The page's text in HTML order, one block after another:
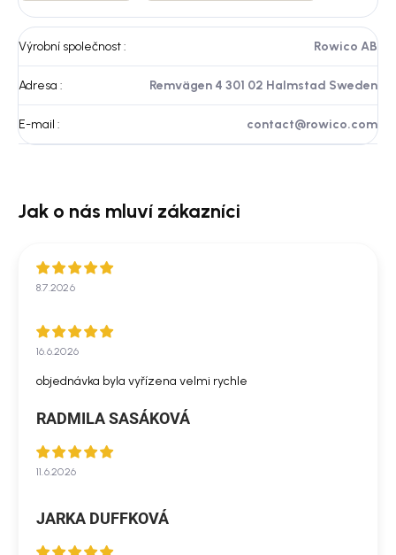
Výrobní společnost: Rowico AB
Adresa : Remvägen 4 301 02 Halmstad Sweden
E-mail : contact@rowico.com
8.7.2026
16.6.2026
objednávka byla vyřízena velmi rychle
RADMILA SASÁKOVÁ
11.6.2026
JARKA DUFFKOVÁ